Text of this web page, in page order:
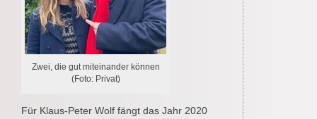
Zwei, die gut miteinander können
(Foto: Privat)
Für Klaus-Peter Wolf fängt das Jahr 2020